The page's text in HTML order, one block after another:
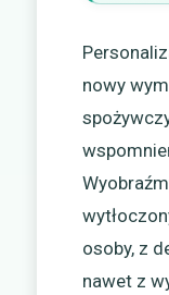
nowy
osoby, z
nawet z